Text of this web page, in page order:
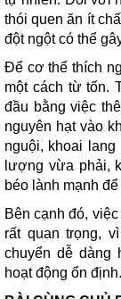
thói quen ăn ít
đột ngột có thể
Để cơ thể thích
một cách từ tốn.
đầu bằng việc
nguyên hạt vào
nguội, khoai
lượng vừa phải,
béo lành mạnh
Bên cạnh đó,
rất quan trọng,
chuyển dễ dàng
hoạt động ổn định.